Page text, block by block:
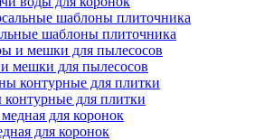
шаблоны плиточника
мешки для пылесосов
для плитки
для коронок